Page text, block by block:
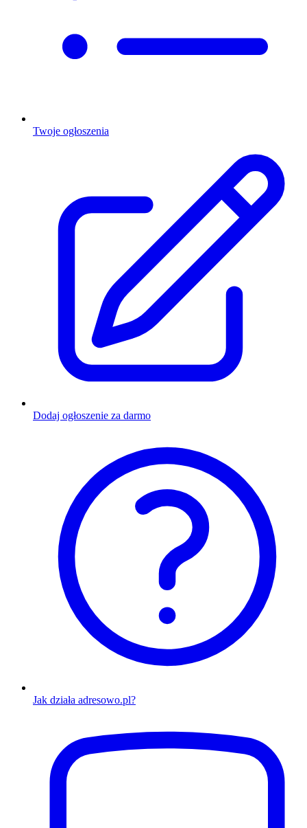
Twoje ogłoszenia
Dodaj ogłoszenie za darmo
Jak działa adresowo.pl?